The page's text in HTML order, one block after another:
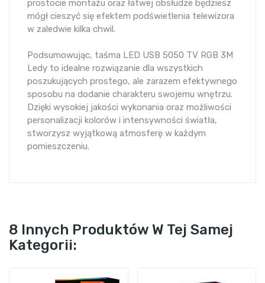
prostocie montażu oraz łatwej obsłudze będziesz
mógł cieszyć się efektem podświetlenia telewizora
w zaledwie kilka chwil.
Podsumowując, taśma LED USB 5050 TV RGB 3M
Ledy to idealne rozwiązanie dla wszystkich
poszukujących prostego, ale zarazem efektywnego
sposobu na dodanie charakteru swojemu wnętrzu.
Dzięki wysokiej jakości wykonania oraz możliwości
personalizacji kolorów i intensywności światła,
stworzysz wyjątkową atmosferę w każdym
pomieszczeniu.
8 Innych Produktów W Tej Samej
Kategorii: